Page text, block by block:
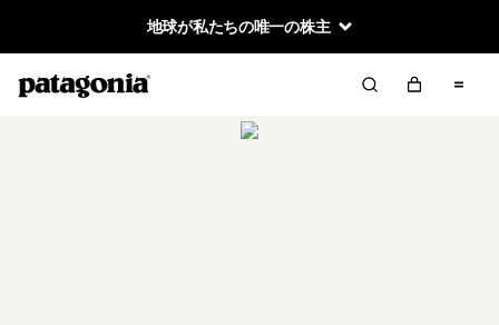
地球が私たちの唯一の株主